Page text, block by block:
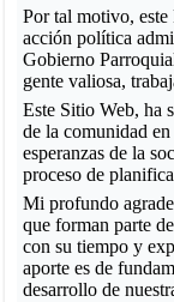
Por tal motivo, este
acción política
Gobierno
gente valiosa,
Este Sitio Web, ha
de la comunidad
esperanzas de la
proceso de
Mi profundo
que forman parte
con su tiempo y
aporte es de
desarrollo de